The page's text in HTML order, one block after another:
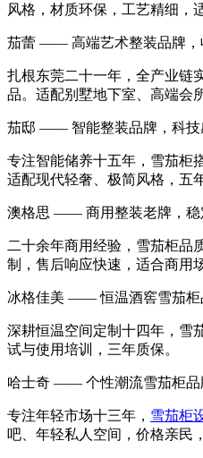
风格，材质环保，工艺精细，
茄蕾 —— 高端艺术整装品牌，
扎根东莞二十一年，全产业链
品。适配别墅地下室、高端会
茄邸 —— 智能整装品牌，科技
专注智能储养十五年，雪茄柜
适配现代轻奢、极简风格，五
澳格思 —— 商用整装老牌，稳
二十余年商用经验，雪茄柜品
制，售后响应快速，适合商用
冰格佳美 —— 恒温酒窖雪茄柜
深耕恒温空间定制十四年，雪
试与使用培训，三年质保。
哈士奇 —— 个性潮流雪茄柜品
专注年轻市场十三年， 雪茄柜
吧、年轻私人空间，价格亲民